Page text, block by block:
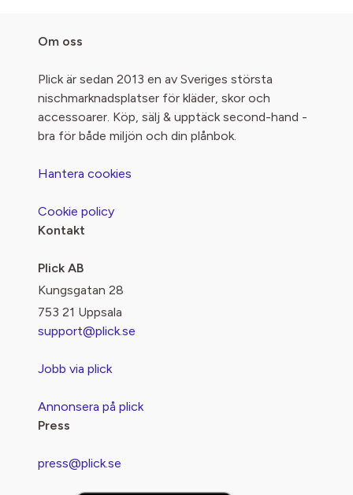
Om oss
Plick är sedan 2013 en av Sveriges största
nischmarknadsplatser för kläder, skor och
accessoarer. Köp, sälj & upptäck second-hand -
bra för både miljön och din plånbok.
Hantera cookies
Cookie policy
Kontakt
Plick AB
Kungsgatan 28
753 21 Uppsala
support@plick.se
Jobb via plick
Annonsera på plick
Press
press@plick.se